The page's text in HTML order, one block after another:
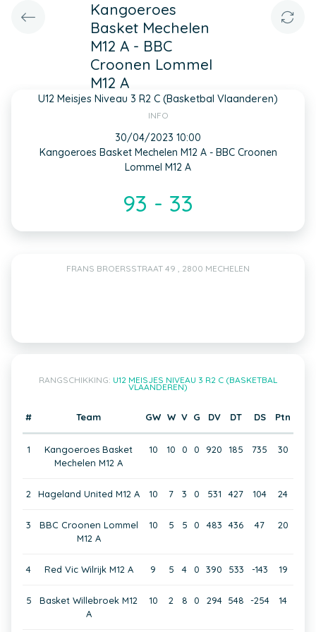
Kangoeroes
Basket Mechelen
M12 A - BBC
Croonen Lommel
M12 A
U12 Meisjes Niveau 3 R2 C (Basketbal Vlaanderen)
INFO
30/04/2023 10:00
Kangoeroes Basket Mechelen M12 A - BBC Croonen
Lommel M12 A
93 - 33
FRANS BROERSSTRAAT 49 , 2800 MECHELEN
RANGSCHIKKING: U12 MEISJES NIVEAU 3 R2 C (BASKETBAL
VLAANDEREN)
# Team GW W V G DV DT DS Ptn
1
Kangoeroes Basket
Mechelen M12 A
10 10 0 0 920 185 735 30
2 Hageland United M12 A 10 7 3 0 531 427 104 24
3
BBC Croonen Lommel
M12 A
10 5 5 0 483 436 47 20
4 Red Vic Wilrijk M12 A 9 5 4 0 390 533 -143 19
5
Basket Willebroek M12
A
10 2 8 0 294 548 -254 14